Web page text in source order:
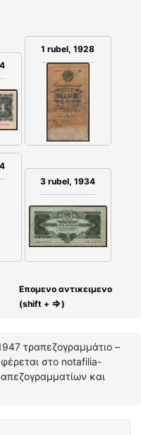
1 rubel, 1928
3 rubel, 1934
Επομενο αντικειμενο
(shift + ⇒)
τραπεζογραμμάτιο –
στο notafilia-
και